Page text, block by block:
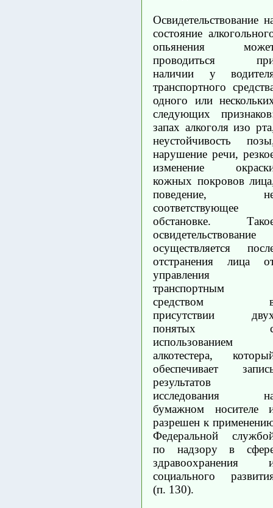
Освидетельствование
состояние
опьянения
проводиться
наличии у
транспортного
одного или
следующих
запах алкоголя изо
неустойчивость
нарушение речи,
изменение
кожных покровов
поведение,
соответствующее
обстановке.
освидетельствование
осуществляется
отстранения лица
управления
транспортным
средством
присутствии
понятых
использованием
алкотестера,
обеспечивает
результатов
исследования
бумажном носителе
разрешен к
Федеральной
по надзору в
здравоохранения
социального
(п. 130).